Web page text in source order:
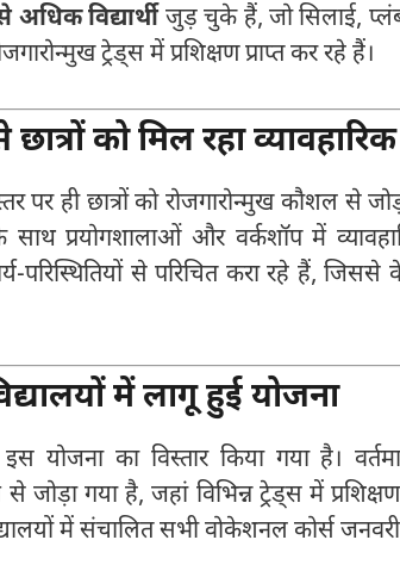
अधिक विद्यार्थीजुड़ चुके हैं, जो सिलाई,
ट्रेड्स में प्रशिक्षण प्राप्त कर रहे हैं।
को मिल रहा
पर ही छात्रों को रोजगारोन्मुख कौशल
प्रयोगशालाओं और वर्कशॉप में
परिस्थितियों से परिचित करा रहे हैं,
में लागू हुई योजना
योजना का विस्तार किया गया है।
से जोड़ा गया है, जहां विभिन्न ट्रेड्स में
में संचालित सभी वोकेशनल कोर्स